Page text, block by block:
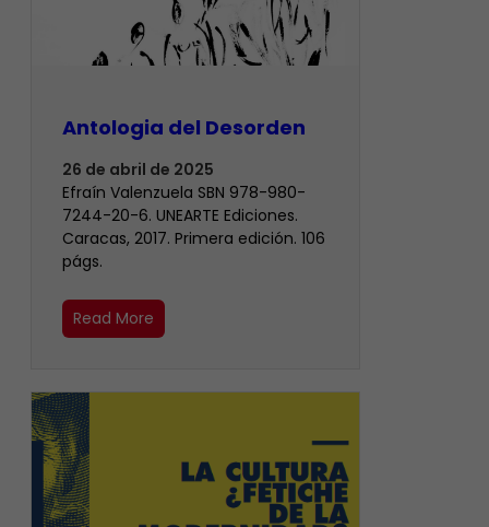
Antologia del Desorden
26 de abril de 2025
Efraín Valenzuela SBN 978-980-
7244-20-6. UNEARTE Ediciones.
Caracas, 2017. Primera edición. 106
págs.
Read More